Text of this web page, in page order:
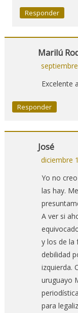
Responder
Marilú
Excelente
Responder
José
diciembre
Yo no
las hay.
A ver si
y los de la
debilidad
izquierda.
uruguayo
para